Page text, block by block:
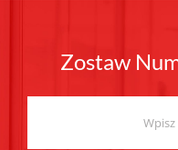
Zostaw